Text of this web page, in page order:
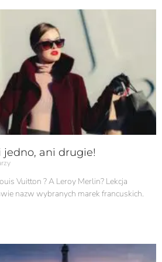
jedno, ani drugie!
Vuitton ? A Leroy Merlin? Lekcja
nazw wybranych marek francuskich.